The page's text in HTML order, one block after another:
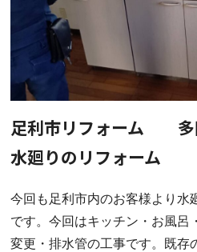
足利市リフォーム 多
水廻りのリフォーム
今回も足利市内のお客様より水
です。今回はキッチン・お風呂
変更・排水管の工事です。既存